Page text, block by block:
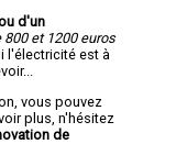
d'un
800 et 1200 euros
l'électricité est à
vous pouvez
plus, n'hésitez
de